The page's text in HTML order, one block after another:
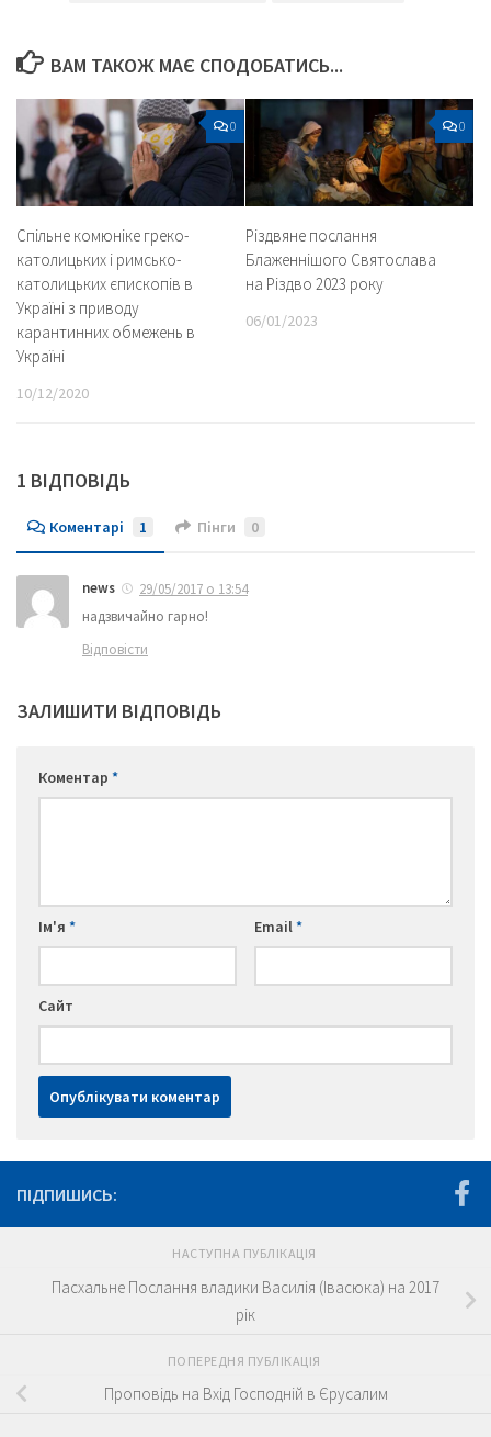
ВАМ ТАКОЖ МАЄ СПОДОБАТИСЬ...
0
Спільне комюніке греко-
католицьких і римсько-
католицьких єпископів в
Україні з приводу
карантинних обмежень в
Україні
10/12/2020
0
Різдвяне послання
Блаженнішого Святослава
на Різдво 2023 року
06/01/2023
1 ВІДПОВІДЬ
Коментарі 1 Пінги 0
news
29/05/2017 о 13:54
надзвичайно гарно!
Відповісти
ЗАЛИШИТИ ВІДПОВІДЬ
Коментар *
Ім'я * Email*
Сайт
ПІДПИШИСЬ:
НАСТУПНА ПУБЛІКАЦІЯ
Пасхальне Послання владики Василія (Івасюка) на 2017
рік
ПОПЕРЕДНЯ ПУБЛІКАЦІЯ
Проповідь на Вхід Господній в Єрусалим